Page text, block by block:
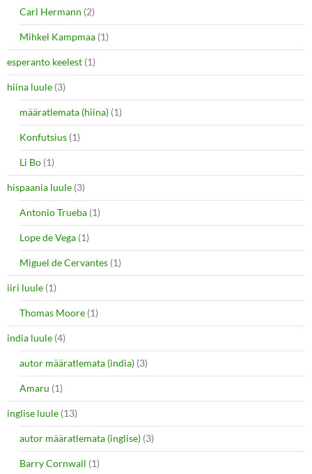
Carl Hermann (2)
Mihkel Kampmaa (1)
esperanto keelest (1)
hiina luule (3)
määratlemata (hiina) (1)
Konfutsius (1)
Li Bo (1)
hispaania luule (3)
Antonio Trueba (1)
Lope de Vega (1)
Miguel de Cervantes (1)
iiri luule (1)
Thomas Moore (1)
india luule (4)
autor määratlemata (india) (3)
Amaru (1)
inglise luule (13)
autor määratlemata (inglise) (3)
Barry Cornwall (1)